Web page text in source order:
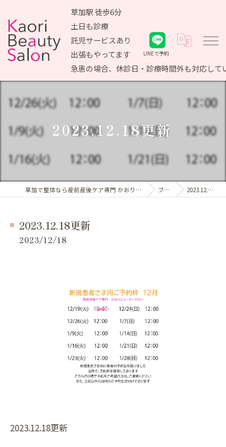
草加駅 徒歩6分
土日も診療
託児サービスあり
出張もやってます
急患の場合、休診日・診療時間外も対応して
LINEで予約
2023.12.18更新⁡
草加で整体なら産前産後ケア専門 かおりビューティサロン ブログ 2023.12.18更新⁡
2023.12.18更新⁡
2023/12/18
2023.12.18更新⁡